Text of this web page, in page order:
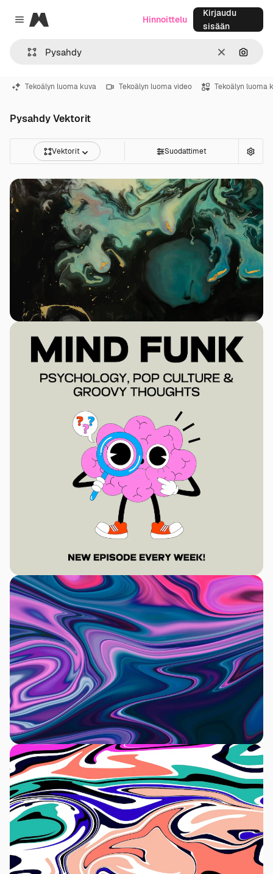
Close menu
Magnific
SelkeäHae
Hinnoittelu
Kirjaudu
sisään
Tekoälyn luoma kuva Tekoälyn luoma video Tekoälyn luoma
Pysahdy Vektorit
Vektorit Suodattimet